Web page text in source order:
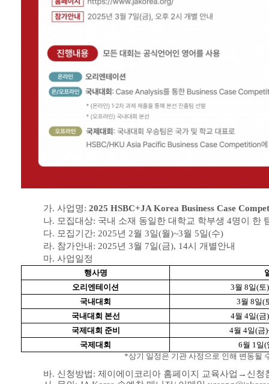
가. 사업명:2025 HSBC+JA Korea Business Case
나. 모집대상: 국내 소재 동일한 대학교 학부생 4명이 한
다. 모집기간: 2025년 2월 3일(월)~3월 5일(수)
라. 참가안내: 2025년 3월 7일(금), 14시 개별안내
마. 사업일정
행사명
오리엔테이션
3월 8일(토
국내대회
3월 8일(
국내대회 본선
4월 4일(금
국제대회 준비
4월 4일(금
국제대회
6월 1일(
*상기 일정은 기관 사정으로 인해 변동될 수
바. 신청방법: 제이에이코리아 홈페이지 교육사업→신청